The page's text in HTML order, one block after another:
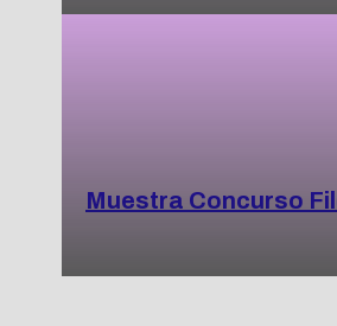
Muestra Concurso